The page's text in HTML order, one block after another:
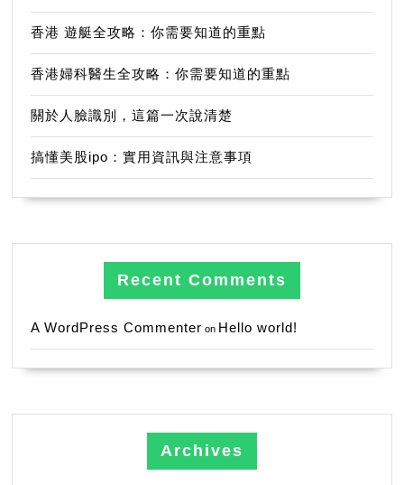
香港 遊艇全攻略：你需要知道的重點
香港婦科醫生全攻略：你需要知道的重點
關於人臉識別，這篇一次說清楚
搞懂美股ipo：實用資訊與注意事項
Recent Comments
A WordPress Commenter on Hello world!
Archives